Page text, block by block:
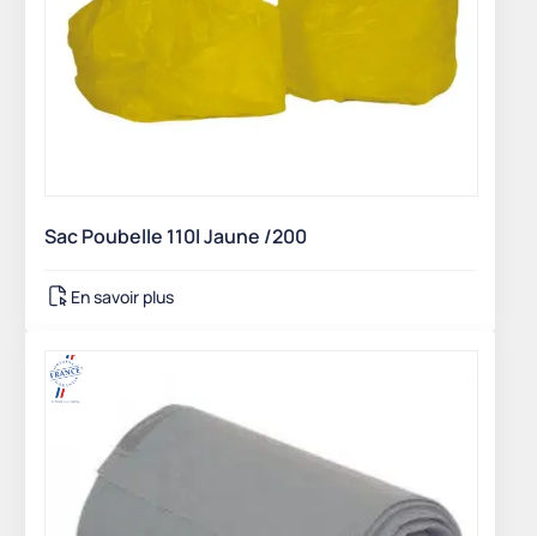
Sac Poubelle 110l Jaune /200
En savoir plus